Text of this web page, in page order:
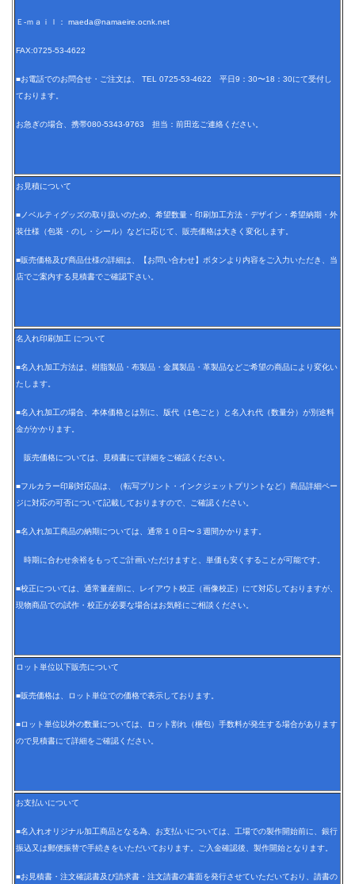
Ｅ-ｍａｉｌ： maeda@namaeire.ocnk.net
FAX:0725-53-4622
■お電話でのお問合せ・ご注文は、 TEL 0725-53-4622 平日9：30〜18：30にて受付し
ております。
お急ぎの場合、携帯080-5343-9763 担当：前田迄ご連絡ください。
お見積について
■ノベルティグッズの取り扱いのため、希望数量・印刷加工方法・デザイン・希望納期・外
装仕様（包装・のし・シール）などに応じて、販売価格は大きく変化します。
■販売価格及び商品仕様の詳細は、【お問い合わせ】ボタンより内容をご入力いただき、当
店でご案内する見積書でご確認下さい。
名入れ印刷加工 について
■名入れ加工方法は、樹脂製品・布製品・金属製品・革製品などご希望の商品により変化い
たします。
■名入れ加工の場合、本体価格とは別に、版代（1色ごと）と名入れ代（数量分）が別途料
金がかかります。
販売価格については、見積書にて詳細をご確認ください。
■フルカラー印刷対応品は、（転写プリント・インクジェットプリントなど）商品詳細ペー
ジに対応の可否について記載しておりますので、ご確認ください。
■名入れ加工商品の納期については、通常１０日〜３週間かかります。
時期に合わせ余裕をもってご計画いただけますと、単価も安くすることが可能です。
■校正については、通常量産前に、レイアウト校正（画像校正）にて対応しておりますが、
現物商品での試作・校正が必要な場合はお気軽にご相談ください。
ロット単位以下販売について
■販売価格は、ロット単位での価格で表示しております。
■ロット単位以外の数量については、ロット割れ（梱包）手数料が発生する場合があります
ので見積書にて詳細をご確認ください。
お支払いについて
■名入れオリジナル加工商品となる為、お支払いについては、工場での製作開始前に、銀行
振込又は郵便振替で手続きをいただいております。ご入金確認後、製作開始となります。
■お見積書・注文確認書及び請求書・注文請書の書面を発行させていただいており、請書の